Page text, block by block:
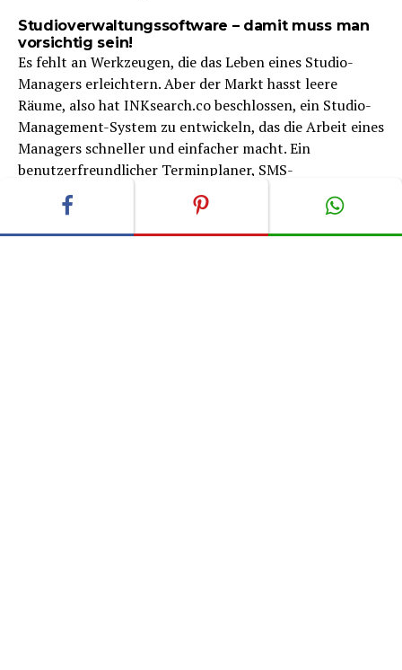
Studioverwaltungssoftware – damit muss man
vorsichtig sein!
Es fehlt an Werkzeugen, die das Leben eines Studio-
Managers erleichtern. Aber der Markt hasst leere
Räume, also hat INKsearch.co beschlossen, ein Studio-
Management-System zu entwickeln, das die Arbeit eines
Managers schneller und einfacher macht. Ein
benutzerfreundlicher Terminplaner, SMS-
Benachrichtigungen über bevorstehende Buchungen,
ein bequemer Chat, integriert in die beliebtesten
Kommunikatoren und die INKsearch.co-Plattform –